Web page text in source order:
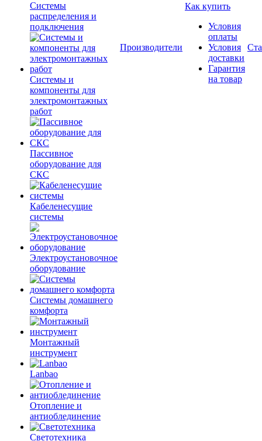
Системы
распределения и
подключения
Системы и
компоненты для
электромонтажных
работ
Пассивное
оборудование для
СКС
Кабеленесущие
системы
Электроустановочное
оборудование
Системы домашнего
комфорта
Монтажный
инструмент
Lanbao
Отопление и
антиоблединение
Светотехника
Производители
Как купить
Условия
оплаты
Условия
доставки
Гарантия
на товар